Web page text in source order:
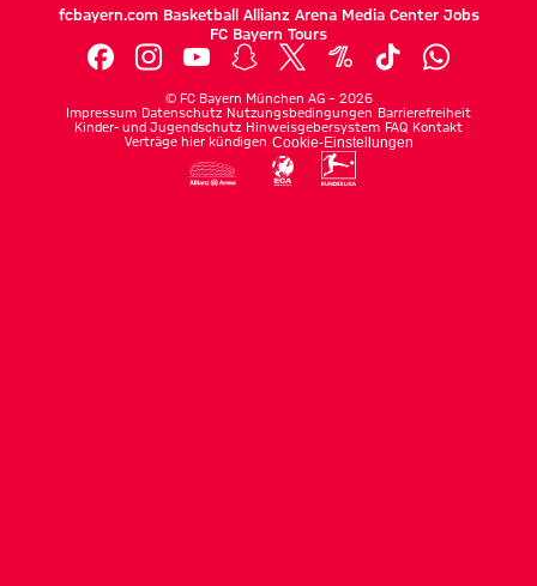
fcbayern.com Basketball Allianz Arena Media Center Jobs
FC Bayern Tours
© FC Bayern München AG – 2026
Impressum Datenschutz Nutzungsbedingungen Barrierefreiheit
Kinder- und Jugendschutz Hinweisgebersystem FAQ Kontakt
Verträge hier kündigen Cookie-Einstellungen